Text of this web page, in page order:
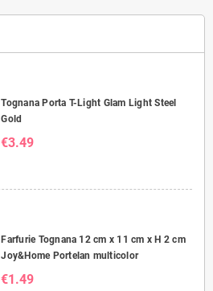
Tognana Porta T-Light Glam Light Steel
Gold
€3.49
Farfurie Tognana 12 cm x 11 cm x H 2 cm
Joy&Home Portelan multicolor
€1.49